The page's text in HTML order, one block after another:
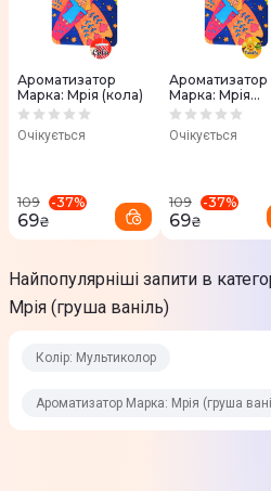
Ароматизатор
Марка: Мрія (кола)
Очікується
109 -37%
69₴
Ароматизатор
Марка: Мрія
(ваніль)
Очікується
109 -37%
69₴
Найпопулярніші запити в
Мрія (груша ваніль)
Колір: Мультиколор
Ароматизатор Марка: Мрія (груша